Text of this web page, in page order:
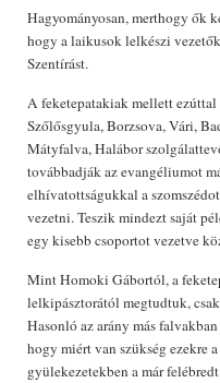
Hagyományosan, merthogy ők
hogy a laikusok lelkészi
Szentírást.
A feketepatakiak mellett
Szőlősgyula, Borzsova, Vári,
Mátyfalva, Halábor
továbbadják az evangéliumot
elhívatottságukkal a
vezetni. Teszik mindezt saját
egy kisebb csoportot vezetve
Mint Homoki Gábortól, a
lelkipásztorától megtudtuk,
Hasonló az arány más
hogy miért van szükség ezekre
gyülekezetekben a már